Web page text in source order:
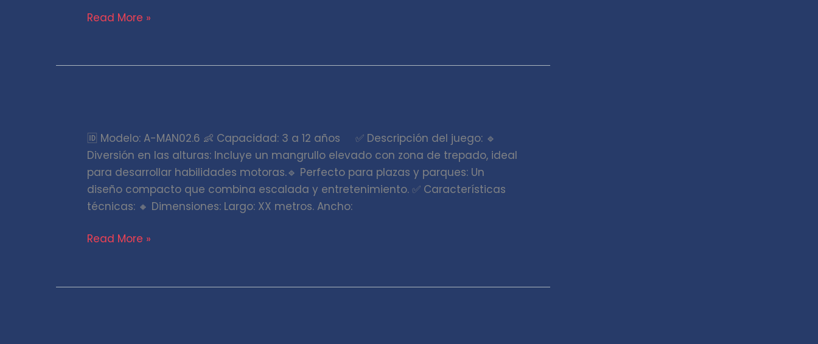
Read More »
🆔 Modelo: A-MAN02.6 👶 Capacidad: 3 a 12 años ✅ Descripción del juego: 🔹
Diversión en las alturas: Incluye un mangrullo elevado con zona de trepado, ideal
para desarrollar habilidades motoras.🔹 Perfecto para plazas y parques: Un
diseño compacto que combina escalada y entretenimiento. ✅ Características
técnicas: 🔸 Dimensiones: Largo: XX metros. Ancho:
con
trepador
Read More »